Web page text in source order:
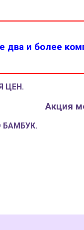
два и более
ЦЕН.
Акция
БАМБУК.